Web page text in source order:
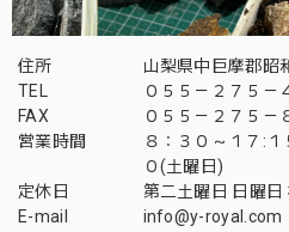
住所
山梨県中巨摩郡昭
TEL
０５５－２７５－
FAX
０５５－２７５－
営業時間
８：３０～１７:
０(土曜日)
定休日
第二土曜日 日曜日
E-mail
info@y-royal.com